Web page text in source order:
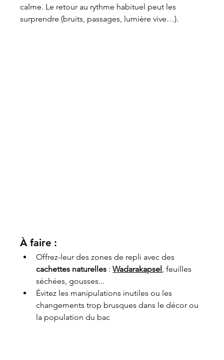
calme. Le retour au rythme habituel peut les
surprendre (bruits, passages, lumière vive…).
À faire :
Offrez-leur des zones de repli avec des
cachettes naturelles : Wadarakapsel , feuilles
séchées, gousses...
Évitez les manipulations inutiles ou les
changements trop brusques dans le décor ou
la population du bac